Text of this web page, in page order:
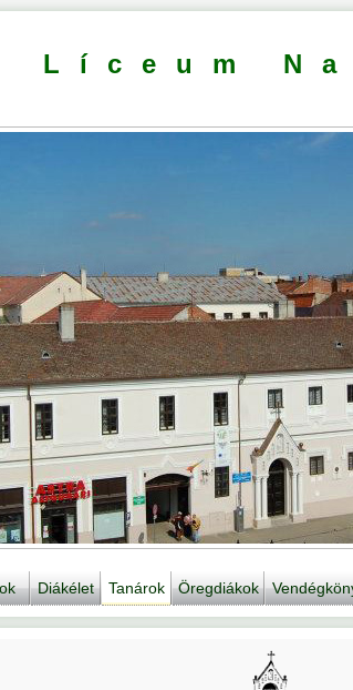
Líceum
Diákélet Tanárok Öregdiákok